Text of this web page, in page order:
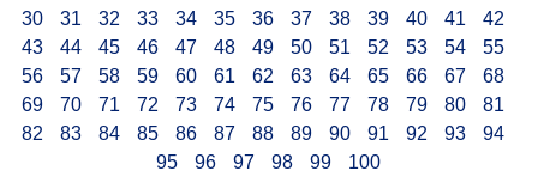
30 31 32 33 34 35 36 37 38 39 40 41
42
43
44 45 46 47 48 49 50 51 52 53 54
55
56
57 58 59 60 61 62 63 64 65 66 67
68
69
70 71 72 73 74 75 76 77 78 79 80
81
82
83 84 85 86 87 88 89 90 91 92 93
94
95
96 97 98 99 100